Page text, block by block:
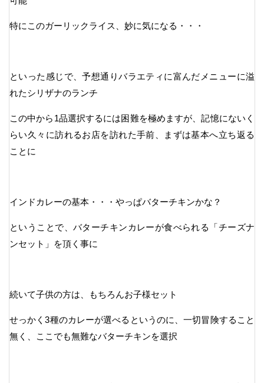
特にこのガーリックライス、妙に気になる・・・
といった感じで、予想通りバラエティに富んだメニューに溢
れたシリザナのランチ
この中から1品選択するには困難を極めますが、記憶にないく
らい久々に訪れるお店を訪れた手前、まずは基本へ立ち返る
ことに
インドカレーの基本・・・やっぱバターチキンかな？
ということで、バターチキンカレーが食べられる「チーズナ
ンセット」を頂く事に
続いて子供の方は、もちろんお子様セット
せっかく3種のカレーが選べるというのに、一切冒険すること
無く、ここでも無難なバターチキンを選択